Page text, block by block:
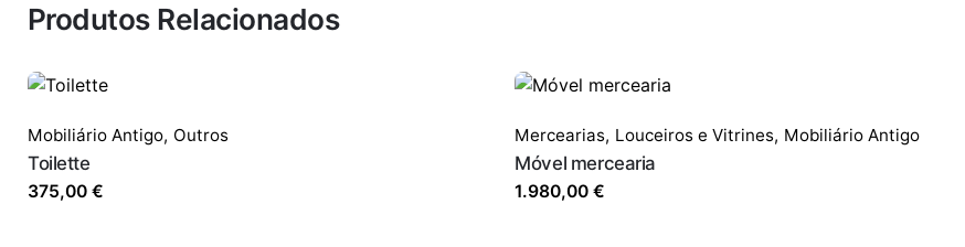
Produtos Relacionados
Mobiliário Antigo, Outros
Toilette
375,00 €
Mercearias, Louceiros e Vitrines, Mobiliário Antigo
Móvel mercearia
1.980,00€